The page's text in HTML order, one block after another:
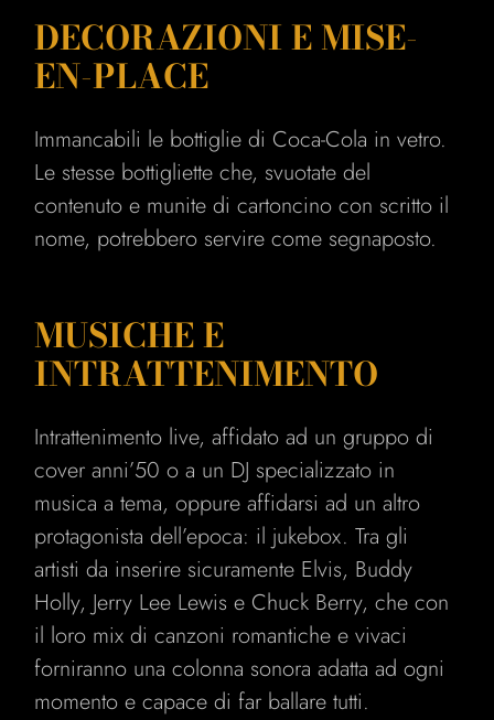
DECORAZIONI E MISE-
EN-PLACE
Immancabili le bottiglie di Coca-Cola in vetro.
Le stesse bottigliette che, svuotate del
contenuto e munite di cartoncino con scritto il
nome, potrebbero servire come segnaposto.
MUSICHE E
INTRATTENIMENTO
Intrattenimento live, affidato ad un gruppo di
cover anni’50 o a un DJ specializzato in
musica a tema, oppure affidarsi ad un altro
protagonista dell’epoca: il jukebox. Tra gli
artisti da inserire sicuramente Elvis, Buddy
Holly, Jerry Lee Lewis e Chuck Berry, che con
il loro mix di canzoni romantiche e vivaci
forniranno una colonna sonora adatta ad ogni
momento e capace di far ballare tutti.